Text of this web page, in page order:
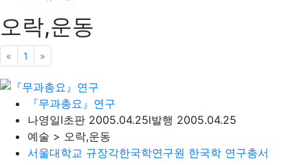
오락,운동
« 이전
1 »
『무과총요』연구
나영일l초판 2005.04.25l발행 2005.04.25
예술 > 오락,운동
서울대학교 규장각한국학연구원 한국학 연구총서